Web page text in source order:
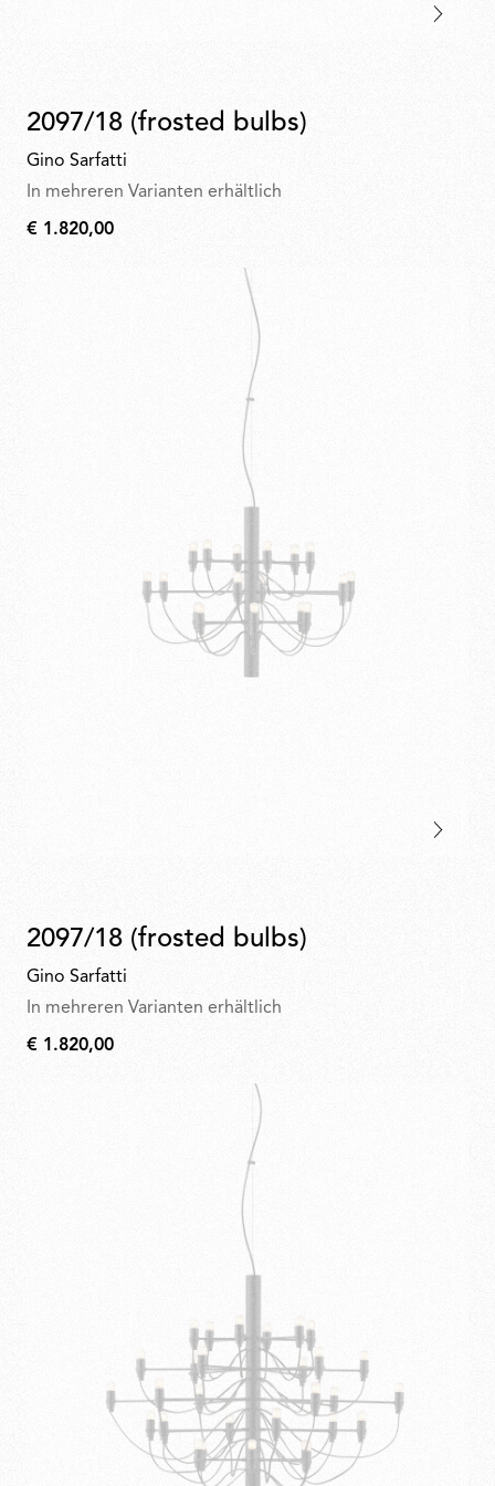
2097/18 (frosted bulbs)
Gino Sarfatti
In mehreren Varianten erhältlich
€
€ 1.820,00
2097/18 (frosted bulbs)
Gino Sarfatti
In mehreren Varianten erhältlich
€
€ 1.820,00